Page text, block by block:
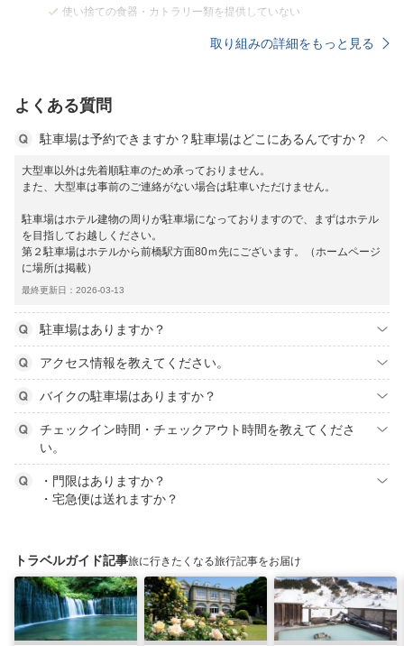
使い捨ての食器・カトラリー類を提供していない
取り組みの詳細をもっと見る
よくある質問
駐車場は予約できますか？駐車場はどこにあるんですか？
大型車以外は先着順駐車のため承っておりません。
また、大型車は事前のご連絡がない場合は駐車いただけません。
駐車場はホテル建物の周りが駐車場になっておりますので、まずはホテル
を目指してお越しください。
第２駐車場はホテルから前橋駅方面80ｍ先にございます。（ホームページ
に場所は掲載）
最終更新日：2026-03-13
駐車場はありますか？
アクセス情報を教えてください。
バイクの駐車場はありますか？
チェックイン時間・チェックアウト時間を教えてくださ
い。
・門限はありますか？
・宅急便は送れますか？
トラベルガイド記事旅に行きたくなる旅行記事をお届け